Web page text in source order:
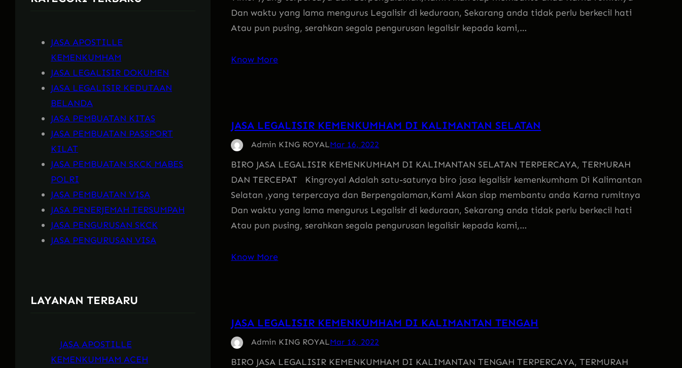
JASA APOSTILLE
KEMENKUMHAM
JASA LEGALISIR DOKUMEN
JASA LEGALISIR KEDUTAAN
BELANDA
JASA PEMBUATAN KITAS
JASA PEMBUATAN PASSPORT
KILAT
JASA PEMBUATAN SKCK MABES
POLRI
JASA PEMBUATAN VISA
JASA PENERJEMAH TERSUMPAH
JASA PENGURUSAN SKCK
JASA PENGURUSAN VISA
LAYANAN TERBARU
JASA APOSTILLE
KEMENKUMHAM ACEH
Dan waktu yang lama mengurus Legalisir di keduraan, Sekarang anda tidak perlu berkecil hati
Atau pun pusing, serahkan segala pengurusan legalisir kepada kami,…
Know More
JASA LEGALISIR KEMENKUMHAM DI KALIMANTAN SELATAN
Admin KING ROYALMar 16, 2022
BIRO JASA LEGALISIR KEMENKUMHAM DI KALIMANTAN SELATAN TERPERCAYA, TERMURAH
DAN TERCEPAT Kingroyal Adalah satu-satunya biro jasa legalisir kemenkumham Di Kalimantan
Selatan ,yang terpercaya dan Berpengalaman,Kami Akan siap membantu anda Karna rumitnya
Dan waktu yang lama mengurus Legalisir di keduraan, Sekarang anda tidak perlu berkecil hati
Atau pun pusing, serahkan segala pengurusan legalisir kepada kami,…
Know More
JASA LEGALISIR KEMENKUMHAM DI KALIMANTAN TENGAH
Admin KING ROYALMar 16, 2022
BIRO JASA LEGALISIR KEMENKUMHAM DI KALIMANTAN TENGAH TERPERCAYA, TERMURAH